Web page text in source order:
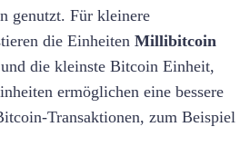
genutzt. Für kleinere
die Einheiten Millibitcoin
und die kleinste Bitcoin Einheit,
ermöglichen eine bessere
Transaktionen, zum Beispiel